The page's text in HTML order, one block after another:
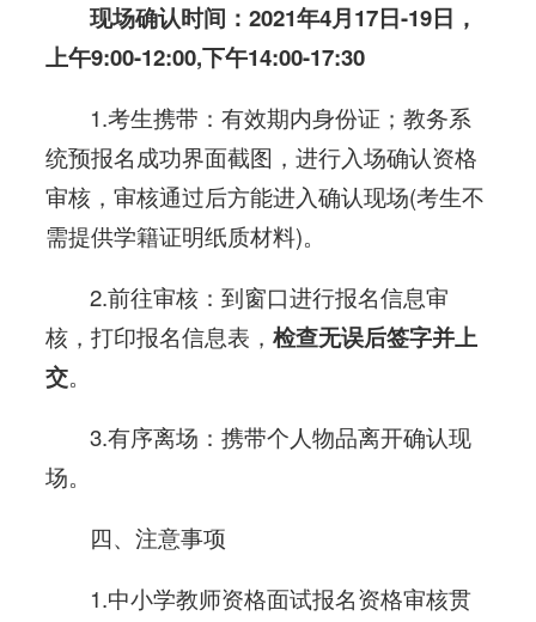
现场确认时间：2021年4月17日-19日，
上午9:00-12:00,下午14:00-17:30
1.考生携带：有效期内身份证；教务系
统预报名成功界面截图，进行入场确认资格
审核，审核通过后方能进入确认现场(考生不
需提供学籍证明纸质材料)。
2.前往审核：到窗口进行报名信息审
核，打印报名信息表， 检查无误后签字并上
交。
3.有序离场：携带个人物品离开确认现
场。
四、注意事项
1.中小学教师资格面试报名资格审核贯